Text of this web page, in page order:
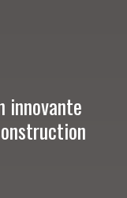
innovante